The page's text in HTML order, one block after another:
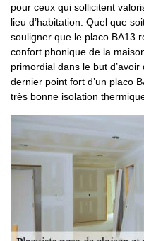
pour ceux qui sollicitent
lieu d’habitation. Quel que
souligner que le placo BA13
confort phonique de la
primordial dans le but
dernier point fort d’un placo
très bonne isolation